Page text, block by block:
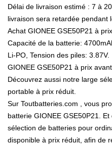
Délai de livraison estimé : 7 à
livraison sera retardée pendant
Achat GIONEE GSE50P21 à
Capacité de la batterie:
Li-PO, Tension des piles: 3.87V.
GIONEE GSE50P21 à prix
Découvrez aussi notre large
portable à prix réduit.
Sur Toutbatteries.com , vous
batterie GIONEE GSE50P21.
sélection de batteries pour
disponible à prix réduit, afin de